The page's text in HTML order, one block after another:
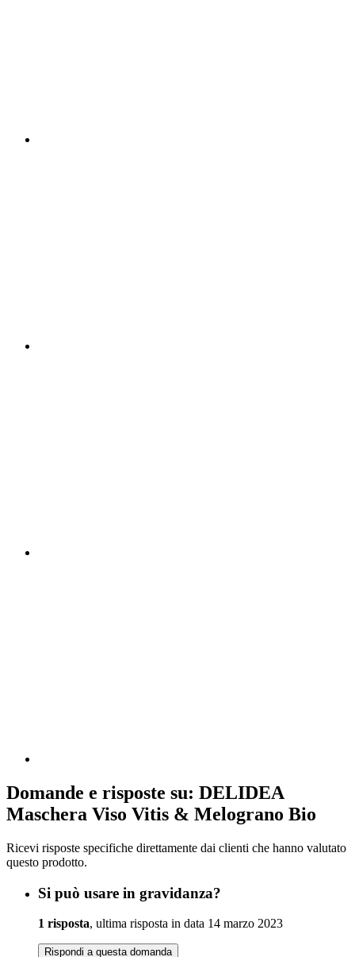
Domande e risposte su: DELIDEA
Maschera Viso Vitis & Melograno Bio
Ricevi risposte specifiche direttamente dai clienti che hanno valutato
questo prodotto.
Si può usare in gravidanza?
1 risposta, ultima risposta in data 14 marzo 2023
Rispondi a questa domanda